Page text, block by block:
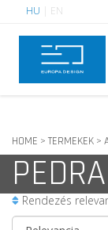
HU EN
HOME > TERMEKEK >
Rendezés